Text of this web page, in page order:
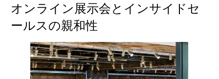
オンライン展示会とインサイドセ
ールスの親和性